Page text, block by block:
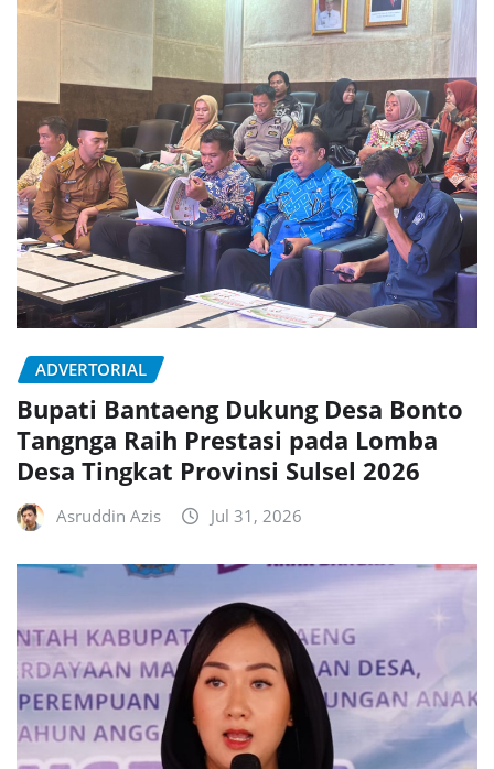
ADVERTORIAL
Bupati Bantaeng Dukung Desa Bonto
Tangnga Raih Prestasi pada Lomba
Desa Tingkat Provinsi Sulsel 2026
Asruddin Azis Jul 31, 2026